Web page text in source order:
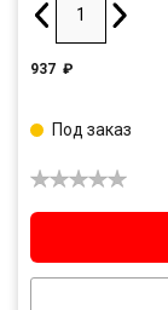
937 ₽
Под заказ